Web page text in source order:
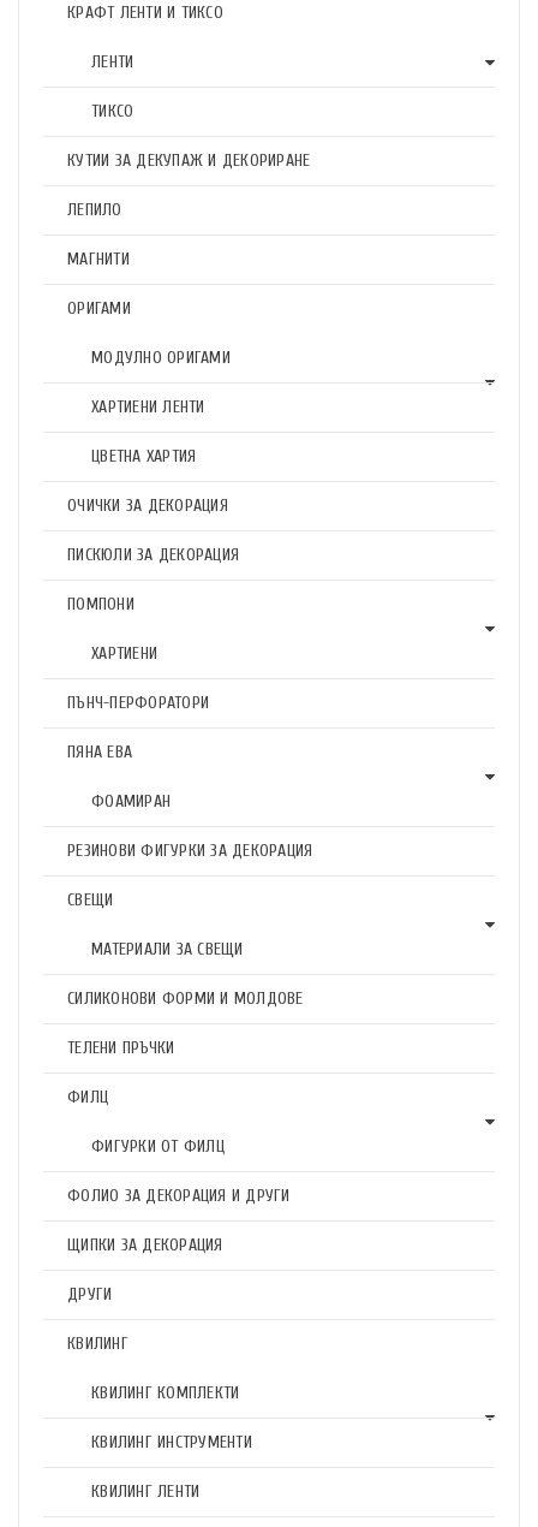
КРАФТ ЛЕНТИ И ТИКСО
ЛЕНТИ
ТИКСО
КУТИИ ЗА ДЕКУПАЖ И ДЕКОРИРАНЕ
ЛЕПИЛО
МАГНИТИ
ОРИГАМИ
МОДУЛНО ОРИГАМИ
ХАРТИЕНИ ЛЕНТИ
ЦВЕТНА ХАРТИЯ
ОЧИЧКИ ЗА ДЕКОРАЦИЯ
ПИСКЮЛИ ЗА ДЕКОРАЦИЯ
ПОМПОНИ
ХАРТИЕНИ
ПЪНЧ-ПЕРФОРАТОРИ
ПЯНА ЕВА
ФОАМИРАН
РЕЗИНОВИ ФИГУРКИ ЗА ДЕКОРАЦИЯ
СВЕЩИ
МАТЕРИАЛИ ЗА СВЕЩИ
СИЛИКОНОВИ ФОРМИ И МОЛДОВЕ
ТЕЛЕНИ ПРЪЧКИ
ФИЛЦ
ФИГУРКИ ОТ ФИЛЦ
ФОЛИО ЗА ДЕКОРАЦИЯ И ДРУГИ
ЩИПКИ ЗА ДЕКОРАЦИЯ
ДРУГИ
КВИЛИНГ
КВИЛИНГ КОМПЛЕКТИ
КВИЛИНГ ИНСТРУМЕНТИ
КВИЛИНГ ЛЕНТИ